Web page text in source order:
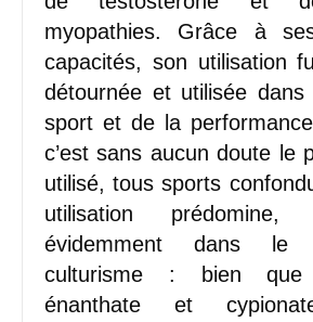
myopathies. Grâce à
capacités, son utilisation
détournée et utilisée
sport et de la
c’est sans aucun doute le
utilisé, tous sports
utilisation
évidemment dans le
culturisme : bien
énanthate et